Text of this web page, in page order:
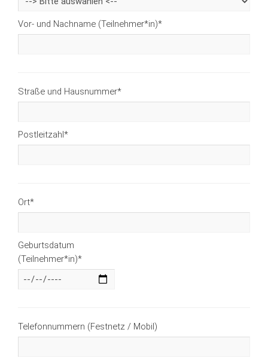
Vor- und Nachname (Teilnehmer*in)*
Straße und Hausnummer*
Postleitzahl *
Ort*
Geburtsdatum
(Teilnehmer*in)*
Telefonnummern (Festnetz / Mobil)